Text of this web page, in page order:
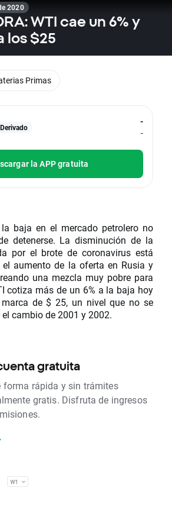
2020
WTI cae un 6% y
los $25
Derivado
-
-
la APP gratuita
baja en el mercado petrolero no
detenerse. La disminución de la
por el brote de coronavirus está
el aumento de la oferta en Rusia y
una mezcla muy pobre para
cotiza más de un 6% a la baja hoy
de $ 25, un nivel que no se
cambio de 2001 y 2002.
gratuita
forma rápida y sin trámites
gratis. Disfruta de ingresos
Primas